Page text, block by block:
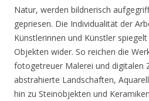
Natur, werden bildnerisch
gepriesen. Die Individualität der
Künstlerinnen und Künstler
Objekten wider. So reichen die
fotogetreuer Malerei und digitalen
abstrahierte Landschaften,
hin zu Steinobjekten und